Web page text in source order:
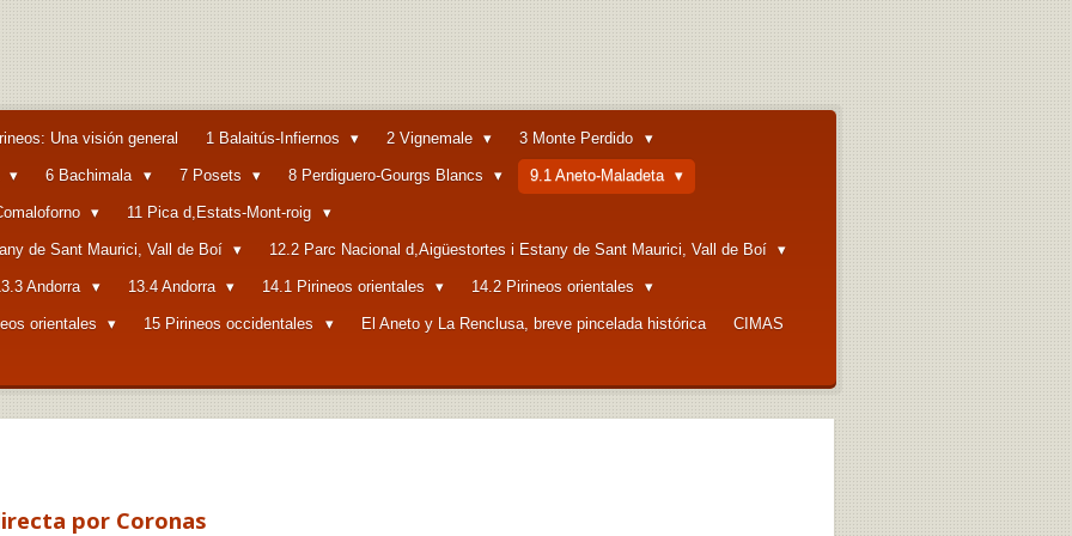
Una visión general 1 Balaitús-Infiernos 2 Vignemale 3 Monte Perdido
6 Bachimala 7 Posets 8 Perdiguero-Gourgs Blancs 9.1 Aneto-Maladeta
11 Pica d,Estats-Mont-roig
de Sant Maurici, Vall de Boí 12.2 Parc Nacional d,Aigüestortes i Estany de Sant Maurici, Vall de Boí
Andorra 13.4 Andorra 14.1 Pirineos orientales 14.2 Pirineos orientales
orientales 15 Pirineos occidentales El Aneto y La Renclusa, breve pincelada histórica CIMAS
por Coronas